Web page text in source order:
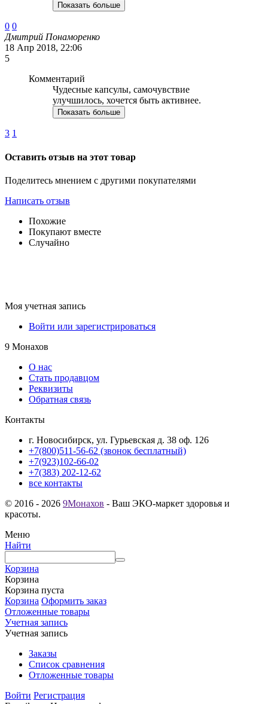
Показать больше
0 0
Дмитрий Понаморенко
18 Апр 2018, 22:06
5
Комментарий
Чудесные капсулы, самочувствие
улучшилось, хочется быть активнее.
Показать больше
3 1
Оставить отзыв на этот товар
Поделитесь мнением с другими покупателями
Написать отзыв
Похожие
Покупают вместе
Случайно
Моя учетная запись
Войти или зарегистрироваться
9 Монахов
О нас
Стать продавцом
Реквизиты
Обратная связь
Контакты
г. Новосибирск, ул. Гурьевская д. 38 оф. 126
+7(800)511-56-62 (звонок бесплатный)
+7(923)102-66-02
+7(383) 202-12-62
все контакты
© 2016 - 2026 9Монахов - Ваш ЭКО-маркет здоровья и
красоты.
Меню
Найти
Корзина
Корзина
Корзина пуста
Корзина Оформить заказ
Отложенные товары
Учетная запись
Учетная запись
Заказы
Список сравнения
Отложенные товары
Войти Регистрация